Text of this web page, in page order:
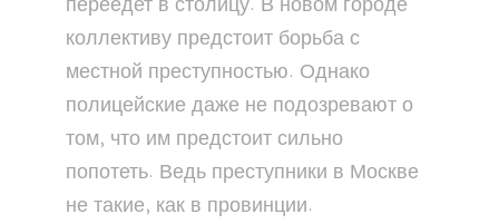
коллективу предстоит борьба с
местной преступностью. Однако
полицейские даже не подозревают о
том, что им предстоит сильно
попотеть. Ведь преступники в Москве
не такие, как в провинции.